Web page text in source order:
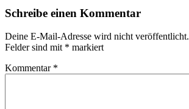
Schreibe einen Kommentar
Deine E-Mail-Adresse wird nicht veröffentlicht.
Felder sind mit * markiert
Kommentar *